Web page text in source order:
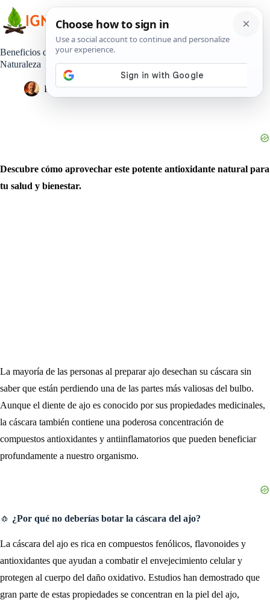
contenido
Beneficios de la Cáscara de Ajo: El Tesoro Desconocido de la
Naturaleza
Pedro Lisperguer 8 mayo, 2025 Estilo de Vida
Descubre cómo aprovechar este potente antioxidante natural para
tu salud y bienestar.
La mayoría de las personas al preparar ajo desechan su cáscara sin
saber que están perdiendo una de las partes más valiosas del bulbo.
Aunque el diente de ajo es conocido por sus propiedades medicinales,
la cáscara también contiene una poderosa concentración de
compuestos antioxidantes y antiinflamatorios que pueden beneficiar
profundamente a nuestro organismo.
🧄 ¿Por qué no deberías botar la cáscara del ajo?
La cáscara del ajo es rica en compuestos fenólicos, flavonoides y
antioxidantes que ayudan a combatir el envejecimiento celular y
protegen al cuerpo del daño oxidativo. Estudios han demostrado que
gran parte de estas propiedades se concentran en la piel del ajo,